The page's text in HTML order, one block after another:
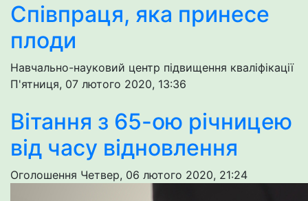
Співпраця, яка принесе
плоди
Навчально-науковий центр підвищення кваліфікації
П'ятниця, 07 лютого 2020, 13:36
Вітання з 65-ою річницею
від часу відновлення
Оголошення Четвер, 06 лютого 2020, 21:24